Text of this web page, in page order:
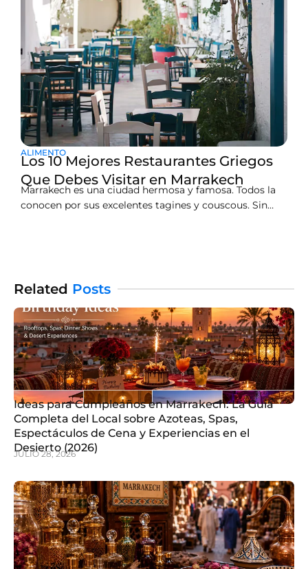
ALIMENTO
Los 10 Mejores Restaurantes Griegos
Que Debes Visitar en Marrakech
Marrakech es una ciudad hermosa y famosa. Todos la
conocen por sus excelentes tagines y couscous. Sin
Related Posts
Ideas para Cumpleaños en Marrakech: La Guía
Completa del Local sobre Azoteas, Spas,
Espectáculos de Cena y Experiencias en el
Desierto (2026)
JULIO 28, 2026